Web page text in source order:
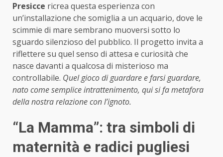
Presicce ricrea questa esperienza con
un’installazione che somiglia a un acquario, dove le
scimmie di mare sembrano muoversi sotto lo
sguardo silenzioso del pubblico. Il progetto invita a
riflettere su quel senso di attesa e curiosità che
nasce davanti a qualcosa di misterioso ma
controllabile. Quel gioco di guardare e farsi guardare,
nato come semplice intrattenimento, qui si fa metafora
della nostra relazione con l’ignoto.
“La Mamma”: tra simboli di
maternità e radici pugliesi